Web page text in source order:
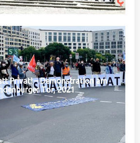
Privat! – Demonstration am
Tor, 2021